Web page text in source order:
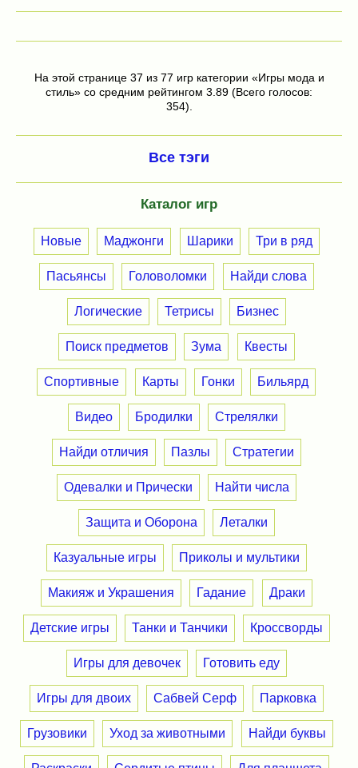
На этой странице 37 из 77 игр категории «Игры мода и
стиль» со средним рейтингом 3.89 (Всего голосов:
354).
Все тэги
Каталог игр
Новые Маджонги Шарики Три в ряд
Пасьянсы Головоломки Найди слова
Логические Тетрисы Бизнес
Поиск предметов Зума Квесты
Спортивные Карты Гонки Бильярд
Видео Бродилки Стрелялки
Найди отличия Пазлы Стратегии
Одевалки и Прически Найти числа
Защита и Оборона Леталки
Казуальные игры Приколы и мультики
Макияж и Украшения Гадание Драки
Детские игры Танки и Танчики Кроссворды
Игры для девочек Готовить еду
Игры для двоих Сабвей Серф Парковка
Грузовики Уход за животными Найди буквы